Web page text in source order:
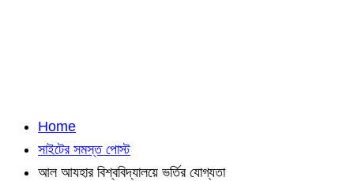
Home
সাইটের সমস্ত পোস্ট
আল আযহার বিশ্ববিদ্যালয়ে ভর্তির যোগ্যতা